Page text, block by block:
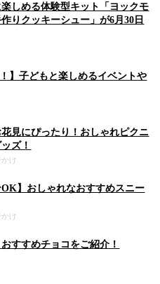
しめる体験型キット「ヨックモ
りクッキーシュー」が6月30日
】子どもと楽しめるイベントや
花見にぴったり！おしゃれピクニ
ズ！
け
OK】おしゃれなおすすめスニー
け
おすすめチョコをご紹介！